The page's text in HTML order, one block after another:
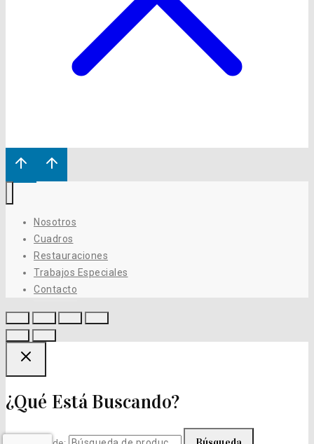
Nosotros
Cuadros
Restauraciones
Trabajos Especiales
Contacto
¿Qué Está Buscando?